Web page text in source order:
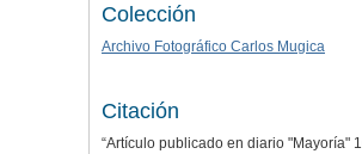
Colección
Archivo Fotográfico Carlos Mugica
Citación
“Artículo publicado en diario "Mayoría"